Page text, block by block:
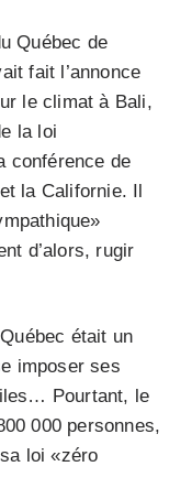
Québec de
fait l’annonce
le climat à Bali,
la loi
conférence de
la Californie. Il
d’alors, rugir
était un
imposer ses
Pourtant, le
000 personnes,
loi «zéro